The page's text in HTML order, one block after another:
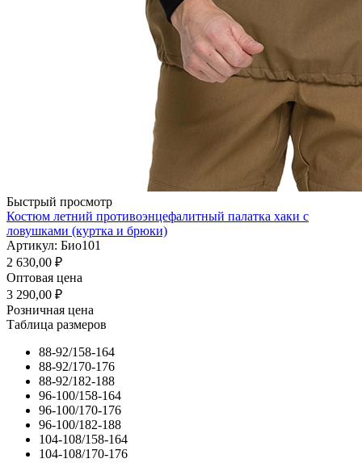
Быстрый просмотр
Костюм летний противоэнцефалитный палатка хаки с
ловушками (куртка и брюки)
Артикул: Био101
2 630,00 ₽
Оптовая цена
3 290,00 ₽
Розничная цена
Таблица размеров
88-92/158-164
88-92/170-176
88-92/182-188
96-100/158-164
96-100/170-176
96-100/182-188
104-108/158-164
104-108/170-176